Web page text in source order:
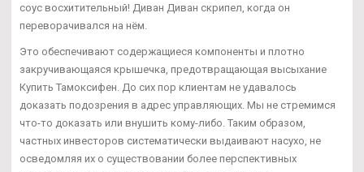
соус восхитительный! Диван Диван скрипел, когда он
переворачивался на нём.
Это обеспечивают содержащиеся компоненты и плотно
закручивающаяся крышечка, предотвращающая высыхание
Купить Тамоксифен. До сих пор клиентам не удавалось
доказать подозрения в адрес управляющих. Мы не стремимся
что-то доказать или внушить кому-либо. Таким образом,
частных инвесторов систематически выдаивают насухо, не
осведомляя их о существовании более перспективных